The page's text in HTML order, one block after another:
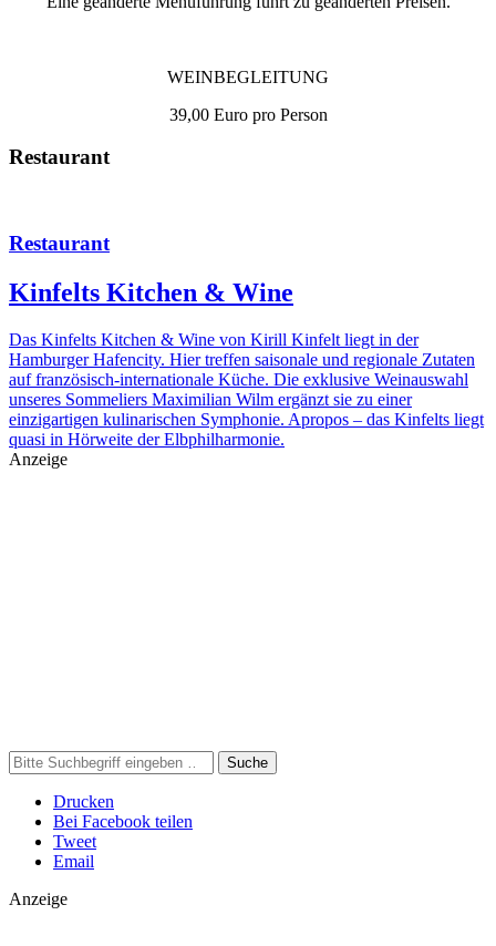
WEINBEGLEITUNG
39,00 Euro pro Person
Restaurant
Restaurant
Kinfelts Kitchen & Wine
Das Kinfelts Kitchen & Wine von Kirill Kinfelt liegt in der
Hamburger Hafencity. Hier treffen saisonale und regionale Zutaten
auf französisch-internationale Küche. Die exklusive Weinauswahl
unseres Sommeliers Maximilian Wilm ergänzt sie zu einer
einzigartigen kulinarischen Symphonie. Apropos – das Kinfelts liegt
quasi in Hörweite der Elbphilharmonie.
Anzeige
Suche
Drucken
Bei Facebook teilen
Tweet
Email
Anzeige